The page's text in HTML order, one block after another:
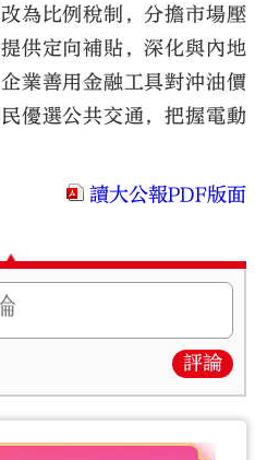
為比例稅制，分擔市場壓
供定向補貼，深化與內地
業善用金融工具對沖油價
優選公共交通，把握電動
讀大公報PDF版面
評論